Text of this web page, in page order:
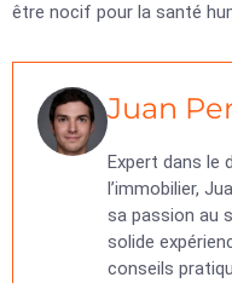
être nocif pour la santé
Juan
Expert dans le
l’immobilier,
sa passion au
solide
conseils